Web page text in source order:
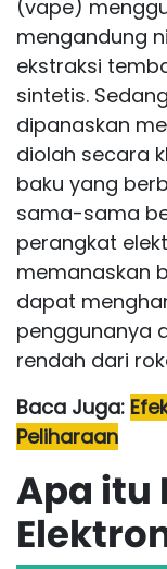
(vape)
mengandung
ekstraksi
sintetis.
dipanaskan
diolah secara
baku yang
sama-sama
perangkat
memanaskan
dapat
penggunanya
rendah dari
Baca Juga:
Peliharaan
Apa itu